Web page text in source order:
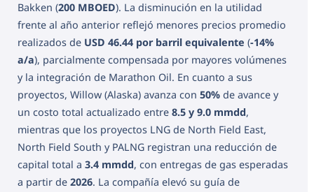
Bakken (200 MBOED). La disminución en la utilidad
frente al año anterior reflejó menores precios promedio
realizados de USD 46.44 por barril equivalente (-14%
a/a), parcialmente compensada por mayores volúmenes
y la integración de Marathon Oil. En cuanto a sus
proyectos, Willow (Alaska) avanza con 50% de avance y
un costo total actualizado entre 8.5 y 9.0 mmdd,
mientras que los proyectos LNG de North Field East,
North Field South y PALNG registran una reducción de
capital total a 3.4 mmdd, con entregas de gas esperadas
a partir de 2026. La compañía elevó su guía de